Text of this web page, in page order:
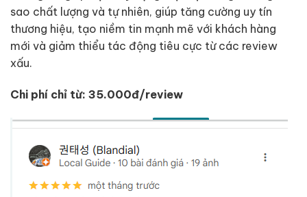
sao chất lượng và tự nhiên, giúp tăng cường uy tín
thương hiệu, tạo niềm tin mạnh mẽ với khách hàng
mới và giảm thiểu tác động tiêu cực từ các review
xấu.
Chi phí chỉ từ: 35.000đ/review